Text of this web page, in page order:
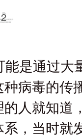
2
是通过
病毒的
人就知
，当时就